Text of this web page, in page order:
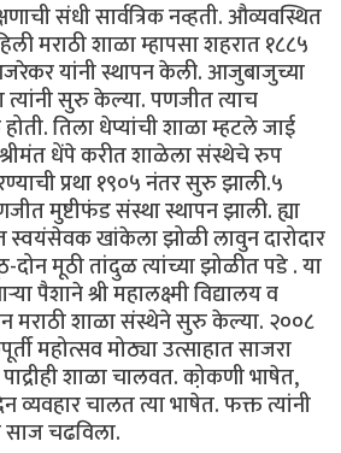
संधी सार्वत्रिक नव्हती. औव्यवस्थित
मराठी शाळा म्हापसा शहरात १८८५
यांनी स्थापन केली. आजुबाजुच्या
त्यांनी सुरु केल्या. पणजीत त्याच
तिला धेप्यांची शाळा म्हटले जाई
धेंपे करीत शाळेला संस्थेचे रुप
प्रथा १९०५ नंतर सुरु झाली.५
मुष्टीफंड संस्था स्थापन झाली. ह्या
स्वयंसेवक खांकेला झोळी लावुन दारोदार
दोन मूठी तांदुळ त्यांच्या झोळीत पडे . या
पैशाने श्री महालक्ष्मी विद्यालय व
मराठी शाळा संस्थेने सुरु केल्या. २००८
महोत्सव मोठ्या उत्साहात साजरा
शाळा चालवत. को़कणी भाषेत,
व्यवहार चालत त्या भाषेत. फक्त त्यांनी
चढविला.